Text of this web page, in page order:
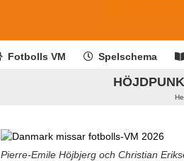
Fotbolls VM Spelschema
Pierre-Emile Höjbjerg och Christian